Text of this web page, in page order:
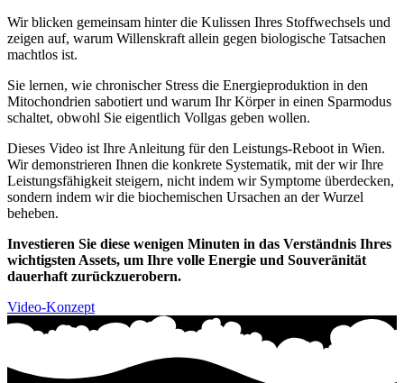
Wir blicken gemeinsam hinter die Kulissen Ihres Stoffwechsels und
zeigen auf, warum Willenskraft allein gegen biologische Tatsachen
machtlos ist.
Sie lernen, wie chronischer Stress die Energieproduktion in den
Mitochondrien sabotiert und warum Ihr Körper in einen Sparmodus
schaltet, obwohl Sie eigentlich Vollgas geben wollen.
Dieses Video ist Ihre Anleitung für den Leistungs-Reboot in Wien.
Wir demonstrieren Ihnen die konkrete Systematik, mit der wir Ihre
Leistungsfähigkeit steigern, nicht indem wir Symptome überdecken,
sondern indem wir die biochemischen Ursachen an der Wurzel
beheben.
Investieren Sie diese wenigen Minuten in das Verständnis Ihres
wichtigsten Assets, um Ihre volle Energie und Souveränität
dauerhaft zurückzuerobern.
Video-Konzept